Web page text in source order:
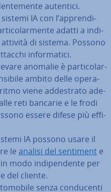
autentici.
sistemi IA con l’ap­pren­di­
adatti a in­di­
di sistema. Possono
in­for­ma­ti­ci.
anomalie è par­ti­co­lar­
ambito delle ope­ra­
viene ad­de­stra­to ade­
reti bancarie e le frodi
essere difese più ef­fi­
IA possono usare il
le analisi del sentiment e
modo in­di­pen­den­te per
del cliente.
senza con­du­cen­ti